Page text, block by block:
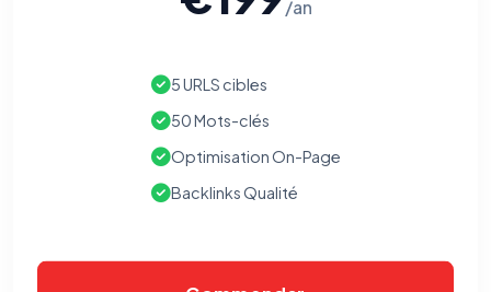
/an
5 URLS cibles
50 Mots-clés
Optimisation On-Page
Backlinks Qualité